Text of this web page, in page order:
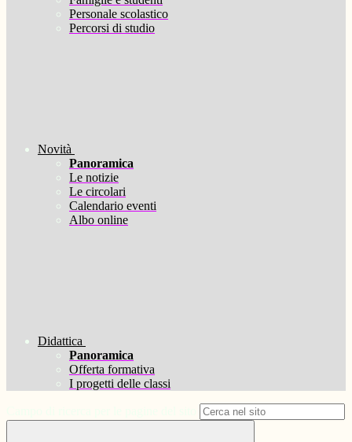
Personale scolastico
Percorsi di studio
Novità
Panoramica
Le notizie
Le circolari
Calendario eventi
Albo online
Didattica
Panoramica
Offerta formativa
I progetti delle classi